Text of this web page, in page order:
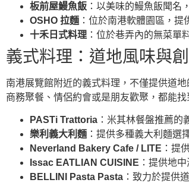
板前屋鰻魚飯 ：以美味的鰻魚飯聞名
OSHO 拉麵 ：位於南港軟體園區，
十禾日式料理 ：位於巷弄內的無菜單
義式料理：道地風味與
南港展覽館附近的義式料理，不僅提供道
商務聚餐、情侶約會或是朋友歡聚，都能找
PASTi Trattoria ：米其林餐盤推薦
樂利義大利麵 ：提供多種義大利麵選
Neverland Bakery Cafe / LITE ：提
Issac EATLIAN CUISINE ：提供地
BELLINI Pasta Pasta ：致力於提供